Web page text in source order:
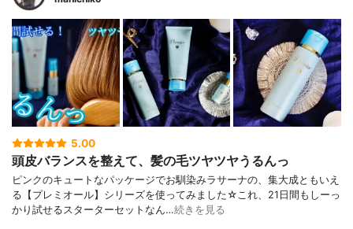
5.00
頭皮バランスを整えて、髪の毛ツヤツヤうるんっ
ピンクのキュートなパッケージでお馴染みラサーナの、集大成ともいえ
る【プレミオール】シリーズを使ってみました☆これ、21日間もしーっ
かり試せるスターターセットなん…続きを見る